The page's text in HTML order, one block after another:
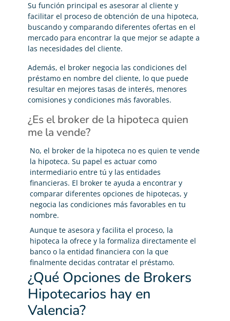
Su función principal es asesorar al cliente y
facilitar el proceso de obtención de una hipoteca,
buscando y comparando diferentes ofertas en el
mercado para encontrar la que mejor se adapte a
las necesidades del cliente.
Además, el broker negocia las condiciones del
préstamo en nombre del cliente, lo que puede
resultar en mejores tasas de interés, menores
comisiones y condiciones más favorables.
¿Es el broker de la hipoteca quien
me la vende?
No, el broker de la hipoteca no es quien te vende
la hipoteca. Su papel es actuar como
intermediario entre tú y las entidades
financieras. El broker te ayuda a encontrar y
comparar diferentes opciones de hipotecas, y
negocia las condiciones más favorables en tu
nombre.
Aunque te asesora y facilita el proceso, la
hipoteca la ofrece y la formaliza directamente el
banco o la entidad financiera con la que
finalmente decidas contratar el préstamo.
¿Qué Opciones de Brokers
Hipotecarios hay en
Valencia?